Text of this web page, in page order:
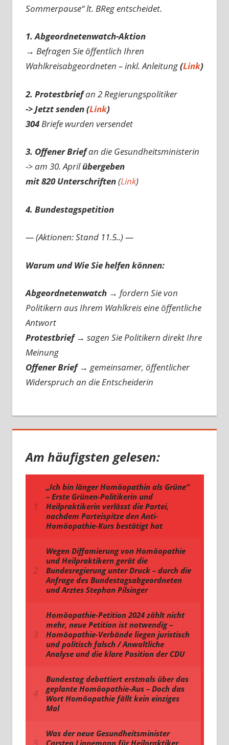
Sommerpause“ lt. BReg entscheidet.
1. Abgeordnetenwatch-Aktion
→ Befragen Sie öffentlich Ihren
Wahlkreisabgeordneten – inkl. Anleitung(Link)
2. Protestbriefan 2 Regierungspolitiker
-> Jetzt senden (Link)
304Briefe wurden versendet
3. Offener Briefan die Gesundheitsministerin
-> am 30. Aprilübergeben
mit 820 Unterschriften(Link)
4. Bundestagspetition
— (Aktionen: Stand 11.5..) —
Warum und Wie Sie helfen können:
Abgeordnetenwatch → fordern Sie von
Politikern aus Ihrem Wahlkreis eine öffentliche
Antwort
Protestbrief → sagen Sie Politikern direkt Ihre
Meinung
Offener Brief → gemeinsamer, öffentlicher
Widerspruch an die Entscheiderin
Am häufigsten gelesen: